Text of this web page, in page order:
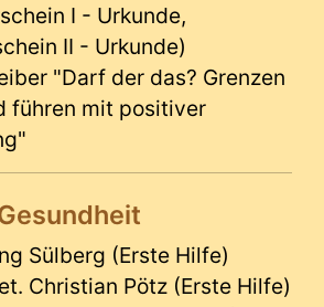
I - Urkunde,
II - Urkunde)
"Darf der das? Grenzen
führen mit positiver
Sülberg (Erste Hilfe)
Christian Pötz (Erste Hilfe)